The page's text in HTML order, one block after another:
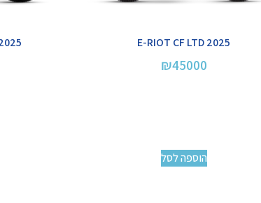
2025 E-RIOT CF LTD
₪45000
הוספה לסל